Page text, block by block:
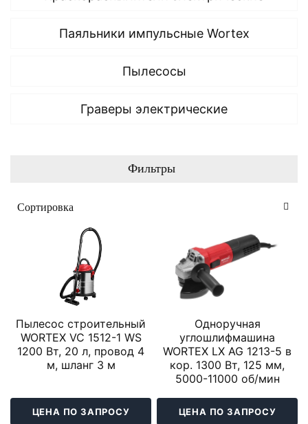
Паяльники импульсные Wortex
Пылесосы
Граверы электрические
Фильтры
Пылесос строительный
WORTEX VC 1512-1 WS
1200 Вт, 20 л, провод 4
м, шланг 3 м
ЦЕНА ПО ЗАПРОСУ
Одноручная
углошлифмашина
WORTEX LX AG 1213-5 в
кор. 1300 Вт, 125 мм,
5000-11000 об/мин
ЦЕНА ПО ЗАПРОСУ